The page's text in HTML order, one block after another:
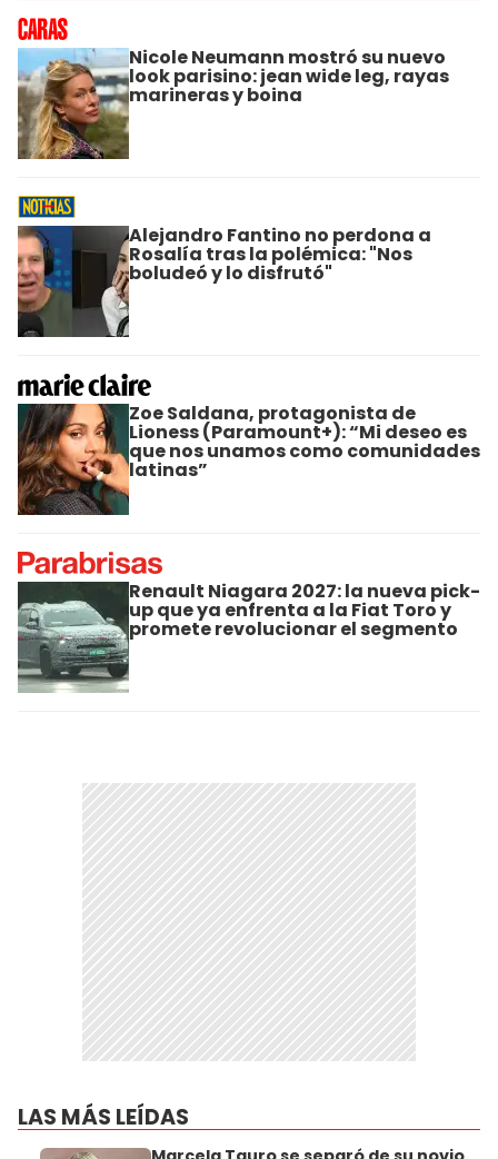
Nicole Neumann mostró su nuevo
look parisino: jean wide leg, rayas
marineras y boina
Alejandro Fantino no perdona a
Rosalía tras la polémica: "Nos
boludeó y lo disfrutó"
Zoe Saldana, protagonista de
Lioness (Paramount+): “Mi deseo es
que nos unamos como comunidades
latinas”
Renault Niagara 2027: la nueva pick-
up que ya enfrenta a la Fiat Toro y
promete revolucionar el segmento
LAS MÁS LEÍDAS